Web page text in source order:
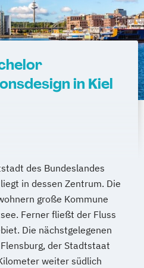
in Kiel
des Bundeslandes
in dessen Zentrum. Die
große Kommune
Ferner fließt der Fluss
Die nächstgelegenen
der Stadtstaat
weiter südlich